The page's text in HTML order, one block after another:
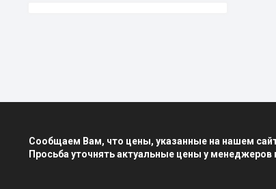
Сообщаем Вам, что цены, указанные на нашем
Просьба уточнять актуальные цены у менеджеров